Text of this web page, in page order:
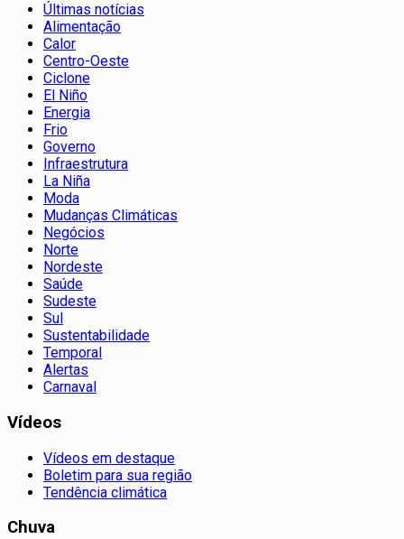
Últimas notícias
Alimentação
Calor
Centro-Oeste
Ciclone
El Niño
Energia
Frio
Governo
Infraestrutura
La Niña
Moda
Mudanças Climáticas
Negócios
Norte
Nordeste
Saúde
Sudeste
Sul
Sustentabilidade
Temporal
Alertas
Carnaval
Vídeos
Vídeos em destaque
Boletim para sua região
Tendência climática
Chuva